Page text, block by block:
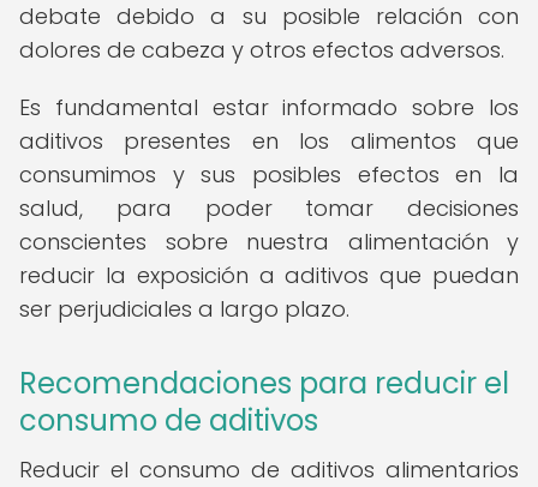
debate debido a su posible relación con
dolores de cabeza y otros efectos adversos.
Es fundamental estar informado sobre los
aditivos presentes en los alimentos que
consumimos y sus posibles efectos en la
salud, para poder tomar decisiones
conscientes sobre nuestra alimentación y
reducir la exposición a aditivos que puedan
ser perjudiciales a largo plazo.
Recomendaciones para reducir el
consumo de aditivos
Reducir el consumo de aditivos alimentarios